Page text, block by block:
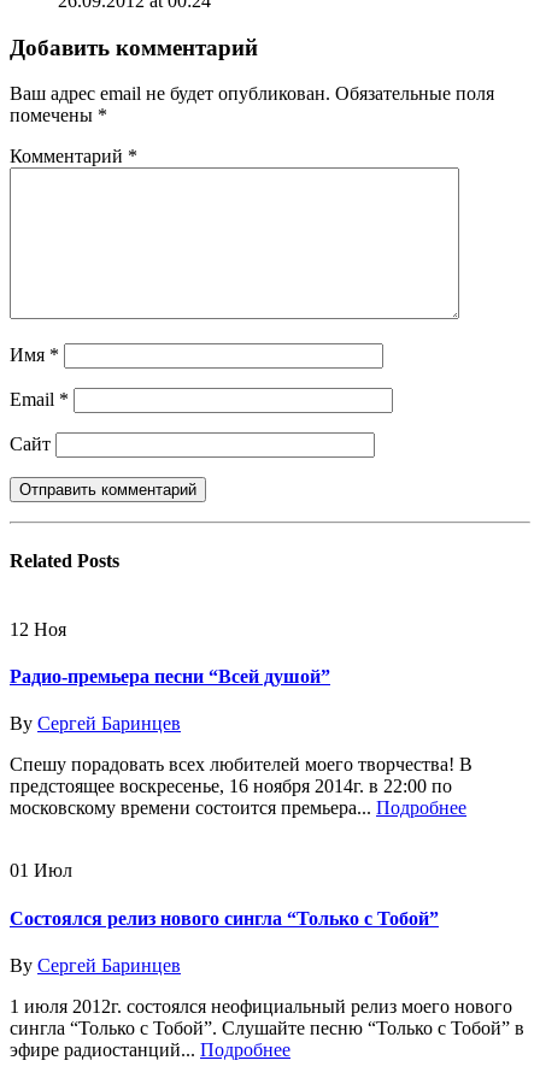
Добавить комментарий
Ваш адрес email не будет опубликован. Обязательные поля
помечены *
Комментарий *
Имя *
Email *
Сайт
Related Posts
12 Ноя
Радио-премьера песни “Всей душой”
By Сергей Баринцев
Спешу порадовать всех любителей моего творчества! В
предстоящее воскресенье, 16 ноября 2014г. в 22:00 по
московскому времени состоится премьера... Подробнее
01 Июл
Состоялся релиз нового сингла “Только с Тобой”
By Сергей Баринцев
1 июля 2012г. состоялся неофициальный релиз моего нового
сингла “Только с Тобой”. Слушайте песню “Только с Тобой” в
эфире радиостанций... Подробнее